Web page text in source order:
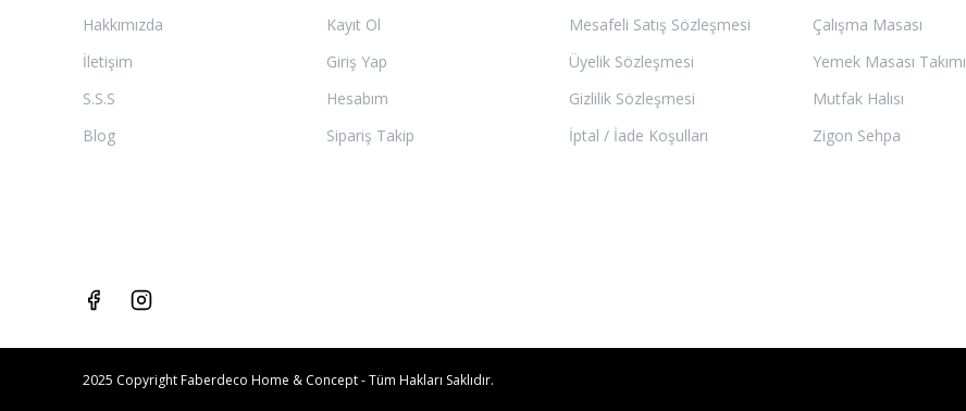
Hakkımızda
İletişim
S.S.S
Blog
Kayıt Ol
Giriş Yap
Hesabım
Sipariş Takip
Mesafeli Satış Sözleşmesi
Üyelik Sözleşmesi
Gizlilik Sözleşmesi
İptal / İade Koşulları
Çalışma Masası
Yemek Masası Takımı
Mutfak Halısı
Zigon Sehpa
2025 Copyright Faberdeco Home & Concept - Tüm Hakları Saklıdır.